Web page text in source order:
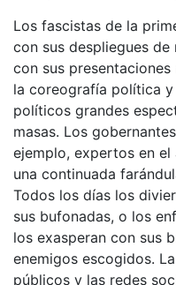
Los fascistas de la
con sus despliegues de
con sus
la coreografía política
políticos grandes
masas. Los
ejemplo, expertos en
una continuada
Todos los días los
sus bufonadas, o los
los exasperan con sus
enemigos escogidos.
públicos y las redes